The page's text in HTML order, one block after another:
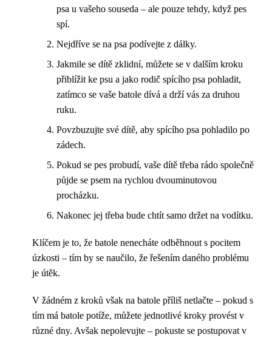
psa u vašeho souseda – ale pouze tehdy, když pes
spí.
Nejdříve se na psa podívejte z dálky.
Jakmile se dítě zklidní, můžete se v dalším kroku
přiblížit ke psu a jako rodič spícího psa pohladit,
zatímco se vaše batole dívá a drží vás za druhou
ruku.
Povzbuzujte své dítě, aby spícího psa pohladilo po
zádech.
Pokud se pes probudí, vaše dítě třeba rádo společně
půjde se psem na rychlou dvouminutovou
procházku.
Nakonec jej třeba bude chtít samo držet na vodítku.
Klíčem je to, že batole nenecháte odběhnout s pocitem
úzkosti – tím by se naučilo, že řešením daného problému
je útěk.
V žádném z kroků však na batole příliš netlačte – pokud s
tím má batole potíže, můžete jednotlivé kroky provést v
různé dny. Avšak nepolevujte – pokuste se postupovat v